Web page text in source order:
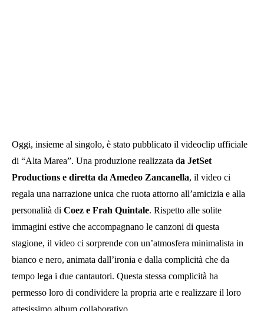
Oggi, insieme al singolo, è stato pubblicato il videoclip ufficiale
di “Alta Marea”. Una produzione realizzata da JetSet
Productions e diretta da Amedeo Zancanella, il video ci
regala una narrazione unica che ruota attorno all’amicizia e alla
personalità di Coez e Frah Quintale. Rispetto alle solite
immagini estive che accompagnano le canzoni di questa
stagione, il video ci sorprende con un’atmosfera minimalista in
bianco e nero, animata dall’ironia e dalla complicità che da
tempo lega i due cantautori. Questa stessa complicità ha
permesso loro di condividere la propria arte e realizzare il loro
attesissimo album collaborativo.